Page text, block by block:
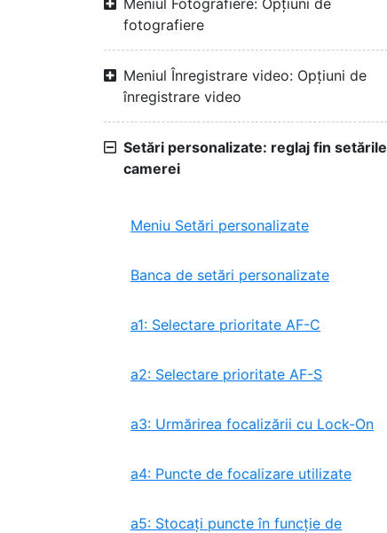
Meniul Fotografiere: Opțiuni de
fotografiere
Meniul Înregistrare video: Opțiuni de
înregistrare video
Setări personalizate: reglaj fin setările
camerei
Meniu Setări personalizate
Banca de setări personalizate
a1: Selectare prioritate AF-C
a2: Selectare prioritate AF-S
a3: Urmărirea focalizării cu Lock-On
a4: Puncte de focalizare utilizate
a5: Stocați puncte în funcție de